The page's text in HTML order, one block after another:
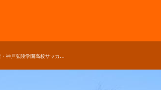
兵庫の強豪・神戸弘陵学園高校サッカー部のキャプテンはつらいよ！？「チャレンジできる舞台に戻れたことに感謝したい」【2020年 第99回全国高校サッカー選手権 出場校】